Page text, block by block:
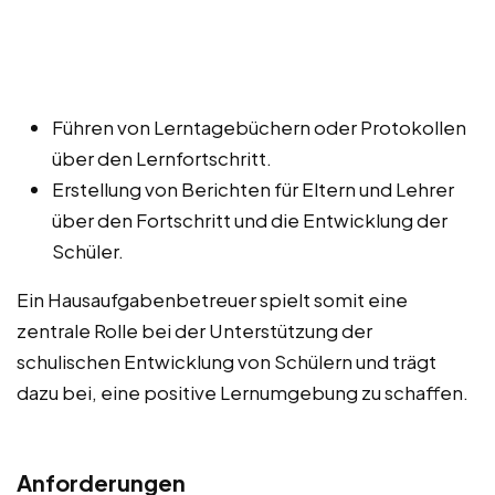
Führen von Lerntagebüchern oder Protokollen
über den Lernfortschritt.
Erstellung von Berichten für Eltern und Lehrer
über den Fortschritt und die Entwicklung der
Schüler.
Ein Hausaufgabenbetreuer spielt somit eine
zentrale Rolle bei der Unterstützung der
schulischen Entwicklung von Schülern und trägt
dazu bei, eine positive Lernumgebung zu schaffen.
Anforderungen